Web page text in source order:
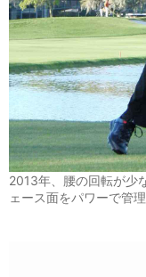
2013年、腰の回転が少
ェース面をパワーで管